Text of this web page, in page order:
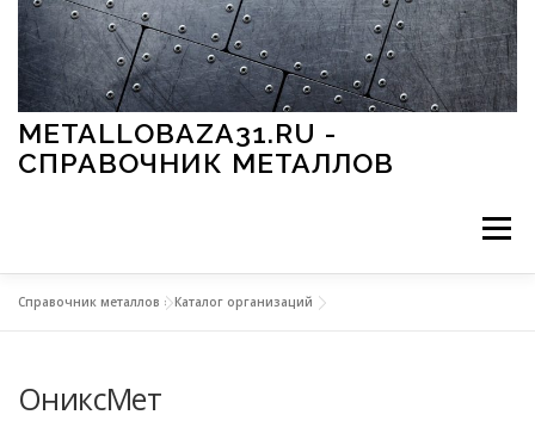
Перейти к содержимому
METALLOBAZA31.RU -
СПРАВОЧНИК МЕТАЛЛОВ
Меню
МЕТАЛЛЫ И ОКРУЖАЮЩАЯ СРЕДА
Справочник металлов »Каталог организаций
ОниксМет